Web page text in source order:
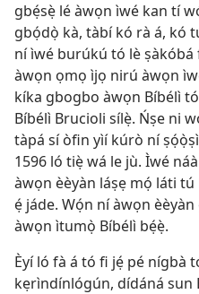
gbẹ́sẹ̀ lé àwọn ìwé kan tí
gbọ́dọ̀ kà, tàbí kó rà á, kó
ní ìwé burúkú tó lè
àwọn ọmọ ìjọ nirú àwọn
kíka gbogbo àwọn Bíbélì
Bíbélì Brucioli sílẹ̀. Ńṣe ni
tàpá sí òfin yìí kúrò ní
1596 ló tiẹ̀ wá le jù. Ìwé
àwọn èèyàn láṣẹ mọ́ láti
ẹ́ jáde. Wọ́n ní àwọn
àwọn ìtumọ̀ Bíbélì bẹ́ẹ̀.
Èyí ló fà á tó fi jẹ́ pé nígbà
kẹrìndínlógún, dídáná sun